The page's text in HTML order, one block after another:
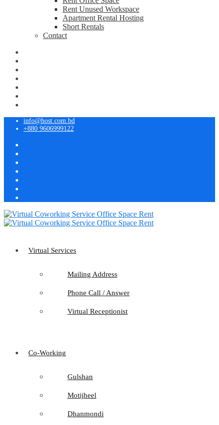
Rent Unused Workspace
Apartment Rental Hosting
Short Rentals
Contact
info@host.com.bd
+880 9606999122
Virtual Services
Mailing Address
Phone Call / Answer
Virtual Receptionist
Co-Working
Gulshan
Motijheel
Dhanmondi